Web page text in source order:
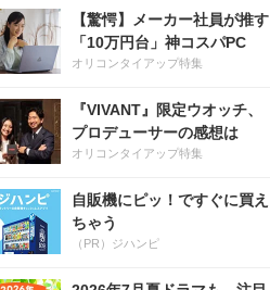
【驚愕】メーカー社員が推す
「10万円台」神コスパPC
オリコンタイアップ特集
『VIVANT』限定ウオッチ、
プロデューサーの感想は
オリコンタイアップ特集
自販機にピッ！ですぐに買え
ちゃう
（PR）ジハンピ